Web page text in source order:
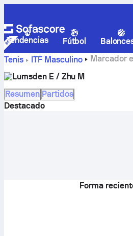
Tendencias Fútbol
Tenis
ITF Masculino
Marcador
Lumsden E / Zhu M
Resumen Partidos
Destacado
Forma